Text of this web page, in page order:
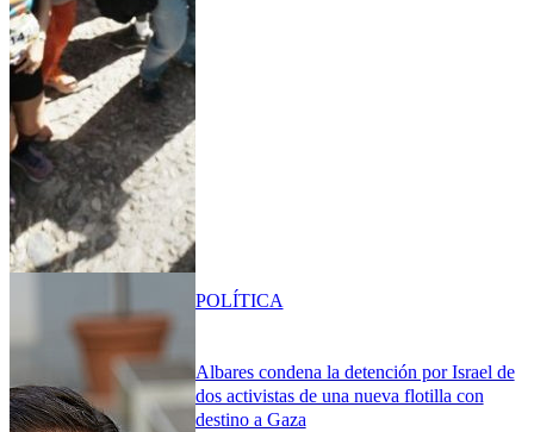
Albares condena la detención por Israel de
dos activistas de una nueva flotilla con
destino a Gaza
POLÍTICA